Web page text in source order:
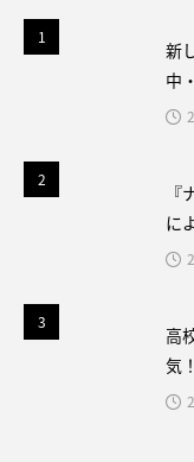
1
新
中
2
に
3
高
気